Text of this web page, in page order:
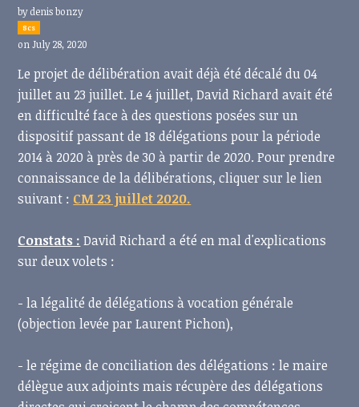
bydenis bonzy
8cs
on July 28, 2020
Le projet de délibération avait déjà été décalé du 04
juillet au 23 juillet. Le 4 juillet, David Richard avait été
en difficulté face à des questions posées sur un
dispositif passant de 18 délégations pour la période
2014 à 2020 à près de 30 à partir de 2020. Pour prendre
connaissance de la délibérations, cliquer sur le lien
suivant : CM 23 juillet 2020.
Constats : David Richard a été en mal d'explications
sur deux volets :
- la légalité de délégations à vocation générale
(objection levée par Laurent Pichon),
- le régime de conciliation des délégations : le maire
délègue aux adjoints mais récupère des délégations